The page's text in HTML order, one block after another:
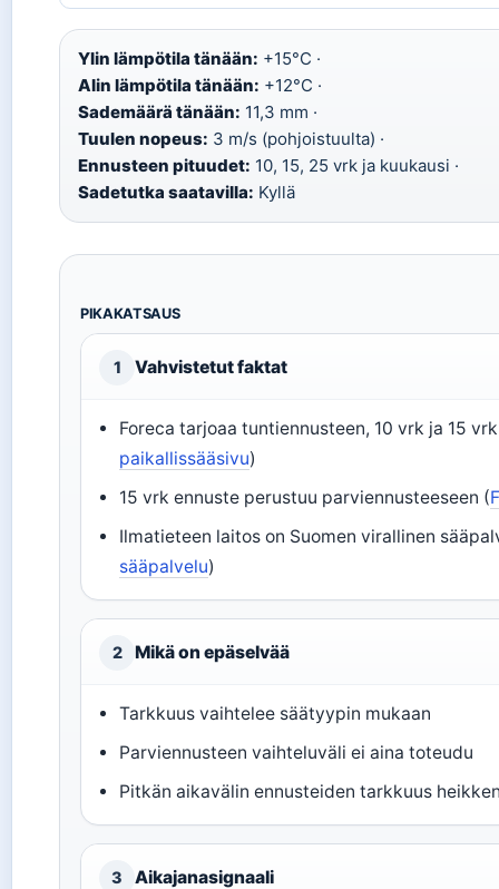
Ylin lämpötila tänään: +15°C ·
Alin lämpötila tänään: +12°C ·
Sademäärä tänään: 11,3 mm ·
Tuulen nopeus: 3 m/s (pohjoistuulta) ·
Ennusteen pituudet: 10, 15, 25 vrk ja kuukausi ·
Sadetutka saatavilla: Kyllä
PIKAKATSAUS
1 Vahvistetut faktat
Foreca tarjoaa tuntiennusteen, 10 vrk ja 15
paikallissääsivu)
15 vrk ennuste perustuu parviennusteeseen (
Ilmatieteen laitos on Suomen virallinen
sääpalvelu)
2 Mikä on epäselvää
Tarkkuus vaihtelee säätyypin mukaan
Parviennusteen vaihteluväli ei aina toteudu
Pitkän aikavälin ennusteiden tarkkuus
3 Aikajanasignaali